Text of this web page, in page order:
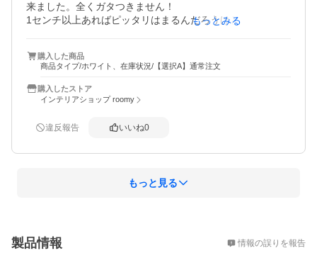
来ました。全くガタつきません！
1センチ以上あればピッタリはまるんだろうけど、ウチでは
て、買ってよかったですヽ(´▽｀)/
せっかく天気良くても花粉シーズンは部屋干しするので、
それも助かります。
壁と枠と同じ白にしたので、馴染みます。
もっとみる
購入した商品
商品タイプ/ホワイト、在庫状況/【選択A】通常注文
購入したストア
インテリアショップ roomy
違反報告 いいね0
もっと見る
製品情報 情報の誤りを報告